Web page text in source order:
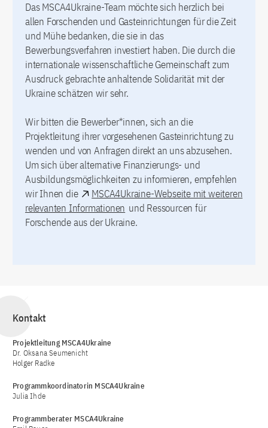
Das MSCA4Ukraine-Team möchte sich herzlich bei
allen Forschenden und Gasteinrichtungen für die Zeit
und Mühe bedanken, die sie in das
Bewerbungsverfahren investiert haben. Die durch die
internationale wissenschaftliche Gemeinschaft zum
Ausdruck gebrachte anhaltende Solidarität mit der
Ukraine schätzen wir sehr.
Wir bitten die Bewerber*innen, sich an die
Projektleitung ihrer vorgesehenen Gasteinrichtung zu
wenden und von Anfragen direkt an uns abzusehen.
Um sich über alternative Finanzierungs- und
Ausbildungsmöglichkeiten zu informieren, empfehlen
wir Ihnen die
MSCA4Ukraine-Webseite mit weiteren
relevanten Informationen und Ressourcen für
Forschende aus der Ukraine.
Kontakt
Projektleitung MSCA4Ukraine
Dr. Oksana Seumenicht
Holger Radke
Programmkoordinatorin MSCA4Ukraine
Julia Ihde
Programmberater MSCA4Ukraine